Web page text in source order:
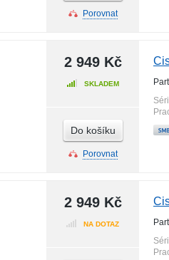
Porovnat
2 949 Kč
SKLADEM
Do košíku
Porovnat
2 949 Kč
NA DOTAZ